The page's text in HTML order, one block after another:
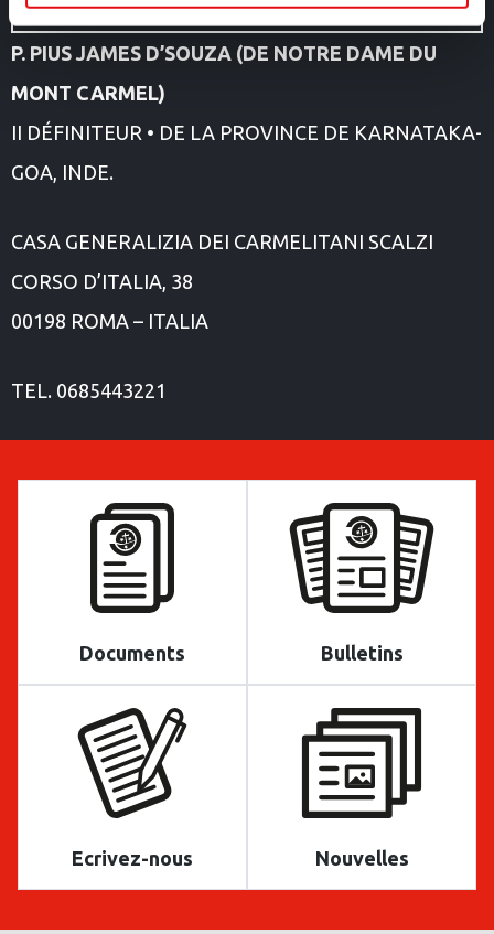
P. PIUS JAMES D’SOUZA (DE NOTRE DAME DU
MONT CARMEL)
II DÉFINITEUR • DE LA PROVINCE DE KARNATAKA-
GOA, INDE.
CASA GENERALIZIA DEI CARMELITANI SCALZI
CORSO D’ITALIA, 38
00198 ROMA – ITALIA
TEL. 0685443221
Documents Bulletins
Ecrivez-nous Nouvelles